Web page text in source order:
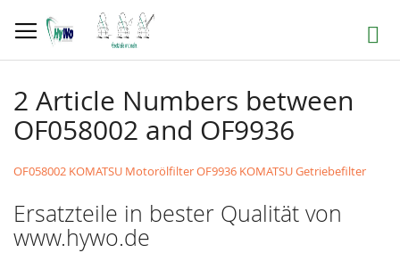
zum
Inhalt
Suche
2 Article Numbers between
OF058002 and OF9936
OF058002 KOMATSU MotorölfilterOF9936 KOMATSU Getriebefilter
Ersatzteile in bester Qualität von
www.hywo.de